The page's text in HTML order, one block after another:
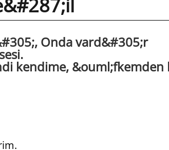
Onda vard&#305;r
kendime, &ouml;fkemden